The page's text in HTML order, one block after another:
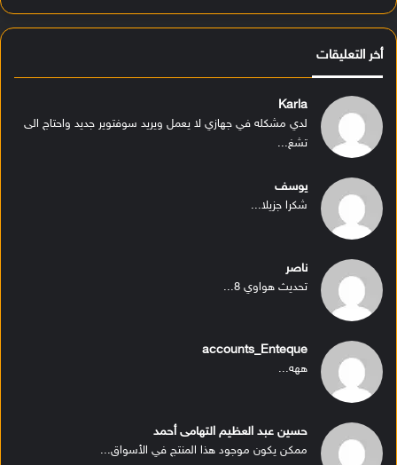
أخر التعليقات
Karla
لدي مشكله في جهازي لا يعمل ويريد سوفتوير جديد واحتاج الى
تشغ...
يوسف
شكرا جزيلا...
ناصر
تحديث هواوي 8...
accounts_Enteque
ههه...
حسين عبد العظيم التهامى أحمد
ممكن يكون موجود هذا المنتج في الأسواق...